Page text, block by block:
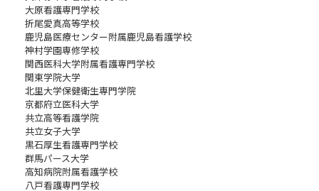
大原看護専門学校
折尾愛真高等学校
鹿児島医療センター附属鹿児島看護学校
神村学園専修学校
関西医科大学附属看護専門学校
関東学院大学
北里大学保健衛生専門学院
京都府立医科大学
共立高等看護学院
共立女子大学
黒石厚生看護専門学校
群馬パース大学
高知病院附属看護学校
八戸看護専門学校